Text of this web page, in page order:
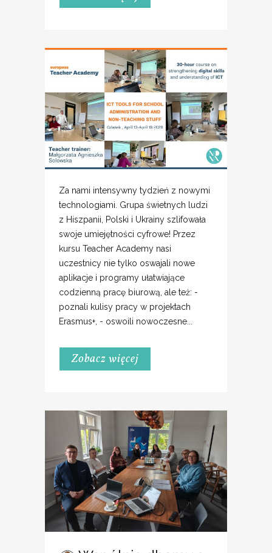
Za nami intensywny tydzień z nowymi
technologiami. Grupa świetnych ludzi
z Hiszpanii, Polski i Ukrainy szlifowała
swoje umiejętności cyfrowe! Przez
kursu Teacher Academy nasi
uczestnicy nie tylko oswajali nowe
aplikacje i programy ułatwiające
codzienną pracę biurową, ale też: -
poznali kulisy pracy w projektach
Erasmus+, - oswoili nowoczesne...
Zobacz więcej